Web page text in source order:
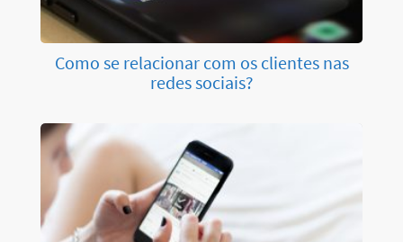
Como se relacionar com os clientes nas
redes sociais?